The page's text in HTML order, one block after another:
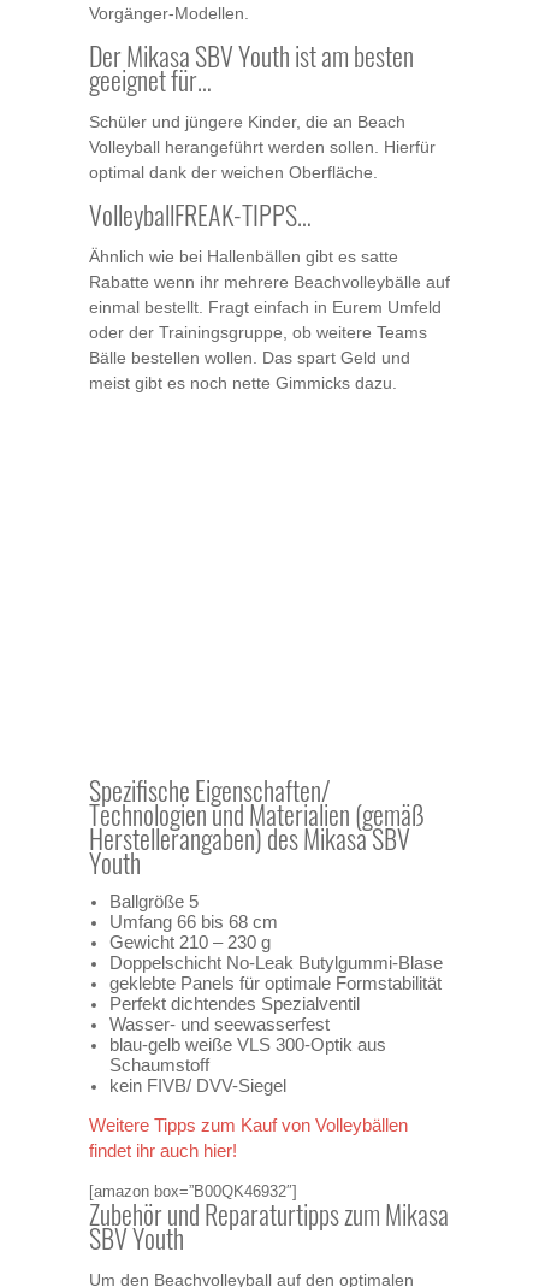
Vorgänger-Modellen.
Der Mikasa SBV Youth ist am besten
geeignet für…
Schüler und jüngere Kinder, die an Beach
Volleyball herangeführt werden sollen. Hierfür
optimal dank der weichen Oberfläche.
VolleyballFREAK-TIPPS…
Ähnlich wie bei Hallenbällen gibt es satte
Rabatte wenn ihr mehrere Beachvolleybälle auf
einmal bestellt. Fragt einfach in Eurem Umfeld
oder der Trainingsgruppe, ob weitere Teams
Bälle bestellen wollen. Das spart Geld und
meist gibt es noch nette Gimmicks dazu.
Spezifische Eigenschaften/
Technologien und Materialien (gemäß
Herstellerangaben) des Mikasa SBV
Youth
Ballgröße 5
Umfang 66 bis 68 cm
Gewicht 210 – 230 g
Doppelschicht No-Leak Butylgummi-Blase
geklebte Panels für optimale Formstabilität
Perfekt dichtendes Spezialventil
Wasser- und seewasserfest
blau-gelb weiße VLS 300-Optik aus
Schaumstoff
kein FIVB/ DVV-Siegel
Weitere Tipps zum Kauf von Volleybällen
findet ihr auch hier!
[amazon box=”B00QK46932″]
Zubehör und Reparaturtipps zum Mikasa
SBV Youth
Um den Beachvolleyball auf den optimalen